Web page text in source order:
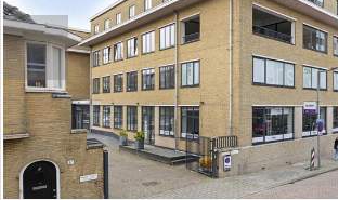
adverteren
Premium
adverteren
Blog
Registreren
Login